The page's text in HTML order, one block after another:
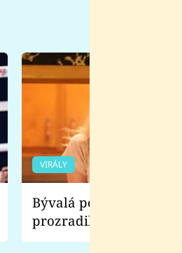
VIRÁLY
Bývalá pornoherečka
prozradila, co ji
natáčení Euforie.